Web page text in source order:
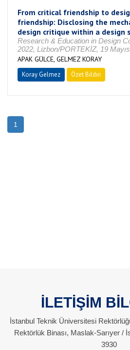
From critical friendship to
friendship: Disclosing the
design critique within a design
Research & Education in Design
2022, Lizbon/PORTEKİZ, 19
APAK GÜLCE, GELMEZ KORAY
Koray Gelmez Özet Bildiri
1
İLETİŞİM
İstanbul Teknik Üniversitesi
Rektörlük Binası, Maslak-Sarıyer /
3930